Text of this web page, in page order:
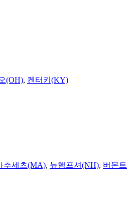
(OH), 켄터키(KY)
추세츠(MA), 뉴햄프셔(NH), 버몬트